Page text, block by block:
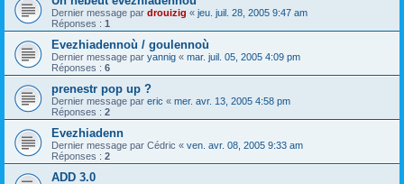
Dernier message par drouizig « jeu. juil. 28, 2005 9:47 am
Réponses : 1
Evezhiadennoù / goulennoù
Dernier message par yannig « mar. juil. 05, 2005 4:09 pm
Réponses : 6
prenestr pop up ?
Dernier message par eric « mer. avr. 13, 2005 4:58 pm
Réponses : 2
Evezhiadenn
Dernier message par Cédric « ven. avr. 08, 2005 9:33 am
Réponses : 2
ADD 3.0